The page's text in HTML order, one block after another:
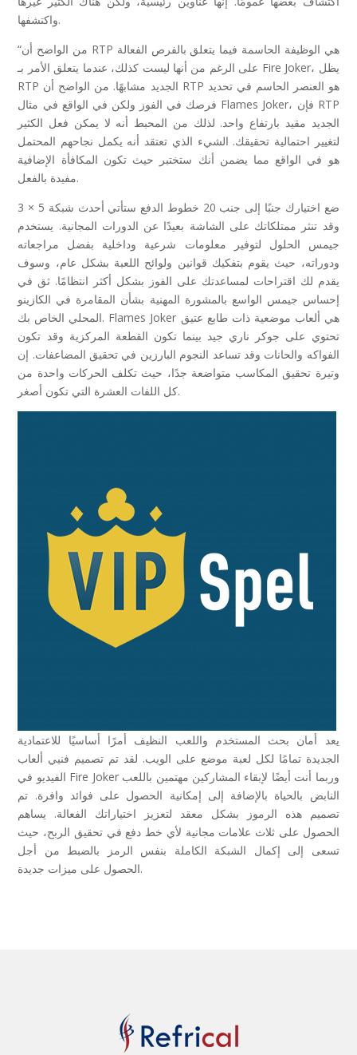
واكتشفها.
“من الواضح أن RTP هي الوظيفة الحاسمة فيما يتعلق بالفرص الفعالة
على الرغم من أنها ليست كذلك، عندما يتعلق الأمر بـ Fire Joker، يظل
RTP الجديد مشابهًا. من الواضح أن RTP هو العنصر الحاسم في تحديد
فرصك في الفوز ولكن في الواقع في مثال Flames Joker، فإن RTP
الجديد مقيد بارتفاع واحد. لذلك من المحبط أنه لا يمكن فعل الكثير
لتغيير احتمالية تحقيقك. الشيء الذي تعتقد أنه يكمل نجاحهم المحتمل
هو في الواقع مما يضمن أنك ستختبر حيث تكون المكافأة الإضافية
مفيدة بالفعل.
ضع اختيارك جنبًا إلى جنب 20 خطوط الدفع ستأتي أحدث شبكة 5 × 3
وقد تنثر ممتلكاتك على الشاشة بعيدًا عن الدورات المجانية. يستخدم
جيمس الحلول لتوفير معلومات شرعية وداخلية بفضل مراجعاته
ودوراته، حيث يقوم بتفكيك قوانين ولوائح اللعبة بشكل عام، وسوف
يقدم لك اقتراحات لمساعدتك على الفوز بشكل أكثر انتظامًا. ثق في
إحساس جيمس الواسع بالمشورة المهنية بشأن المقامرة في الكازينو
المحلي الخاص بك. Flames Joker هي ألعاب موضعية ذات طابع عتيق
تحتوي على جوكر ناري جيد بينما تكون القطعة المركزية وقد تكون
الفواكه والحانات وقد تساعد النجوم البارزين في تحقيق المضاعفات. إن
وتيرة تحقيق المكاسب متواضعة جدًا، حيث تكلف الحركات واحدة من
كل اللفات العشرة التي تكون أصغر.
يعد أمان بحث المستخدم واللعب النظيف أمرًا أساسيًا للاعتمادية
الجديدة تمامًا لكل لعبة موضع على الويب. لقد تم تصميم فنيي ألعاب
الفيديو في Fire Joker وربما أنت أيضًا لإبقاء المشاركين مهتمين باللعب
النابض بالحياة بالإضافة إلى إمكانية الحصول على فوائد وافرة. تم
تصميم هذه الرموز بشكل معقد لتعزيز اختياراتك الفعالة. يساهم
الحصول على ثلاث علامات مجانية لأي خط دفع في تحقيق الربح، حيث
تسعى إلى إكمال الشبكة الكاملة بنفس الرمز بالضبط من أجل
الحصول على ميزات جديدة.